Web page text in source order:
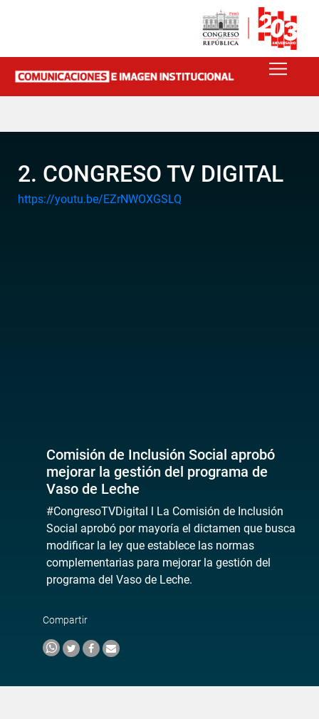
2. CONGRESO TV DIGITAL
https://youtu.be/EZrNWOXGSLQ
Comisión de Inclusión Social aprobó
mejorar la gestión del programa de
Vaso de Leche
#CongresoTVDigital l La Comisión de Inclusión
Social aprobó por mayoría el dictamen que busca
modificar la ley que establece las normas
complementarias para mejorar la gestión del
programa del Vaso de Leche.
Compartir